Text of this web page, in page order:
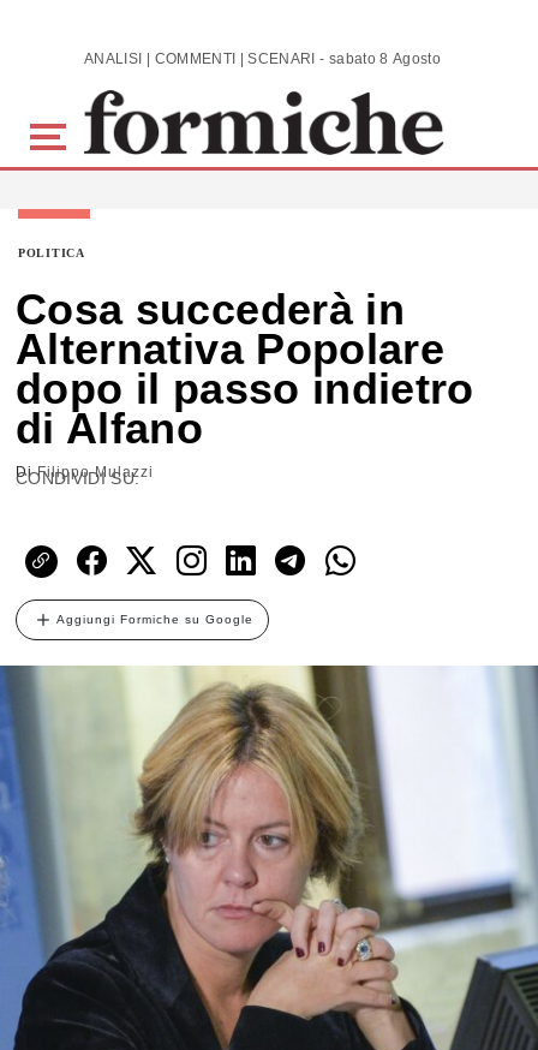
Skip to main content ANALISI | COMMENTI | SCENARI - sabato 8 Agosto 2026
POLITICA
Cosa succederà in
Alternativa Popolare
dopo il passo indietro
di Alfano
DiFilippo Mulazzi
CONDIVIDI SU:
Aggiungi Formiche su Google